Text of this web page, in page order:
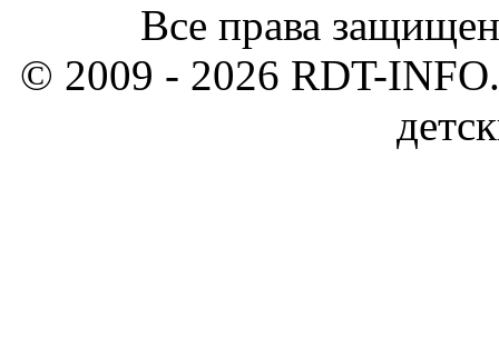
Все права
© 2009 - 2026 RDT-